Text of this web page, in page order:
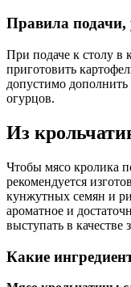
Правила подачи,
При подаче к столу в
приготовить
допустимо
огурцов.
Из
Чтобы мясо кролика
рекомендуется
кунжутных семян и
ароматное и
выступать в качестве
Какие